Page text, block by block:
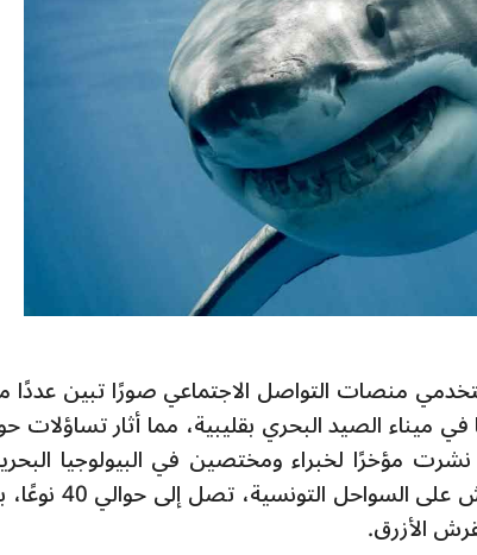
منصات التواصل الاجتماعي صورًا تبين عددًا
ميناء الصيد البحري بقليبية، مما أثار تساؤلات
مؤخرًا لخبراء ومختصين في البيولوجيا
تفيد بوجود أنواع مختلفة من أسماك القرش على السواحل
الأزرق.